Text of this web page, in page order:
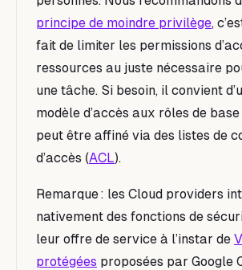
principe de moindre privilège,
fait de limiter les permissions
ressources au juste nécessaire
une tâche. Si besoin, il convient
modèle d’accès aux rôles de base
peut être affiné via des listes de
d’accès (ACL).
Remarque : les Cloud providers
nativement des fonctions de
leur offre de service à l’instar de
protégées proposées par Google